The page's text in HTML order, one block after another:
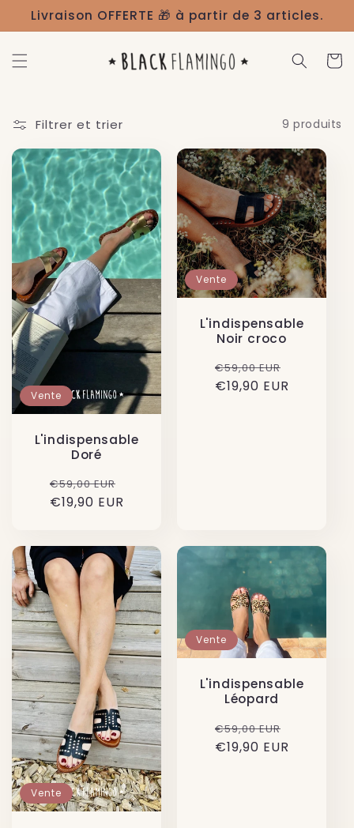
passer
au
Livraison OFFERTE 🎁 à partir de 3 articles.
Panier
Filtrer et trier 9 produits
Vente
L'indispensable
Doré
Prix
habituel
€59,00 EUR
€19,90 EUR
Vente
L'indispensable
Noir croco
Prix
habituel
€59,00 EUR
€19,90 EUR
Vente
Vente
L'indispensable
Léopard
Prix
habituel
€59,00 EUR
€19,90 EUR